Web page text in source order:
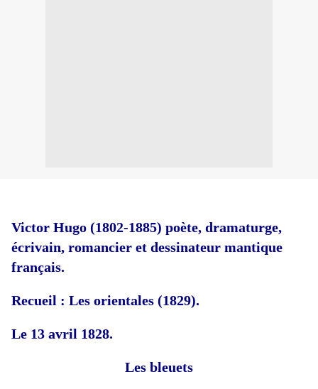
Victor Hugo (1802-1885) poète, dramaturge,
écrivain, romancier et dessinateur mantique
français.
Recueil : Les orientales (1829).
Le 13 avril 1828.
Les bleuets